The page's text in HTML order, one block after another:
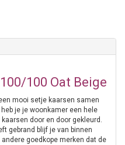
100 Oat Beige
mooi setje kaarsen samen
je je woonkamer een hele
door en door gekleurd.
gebrand blijf je van binnen
goedkope merken dat de